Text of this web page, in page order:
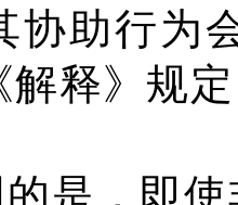
协助行为
解释》规
是，即